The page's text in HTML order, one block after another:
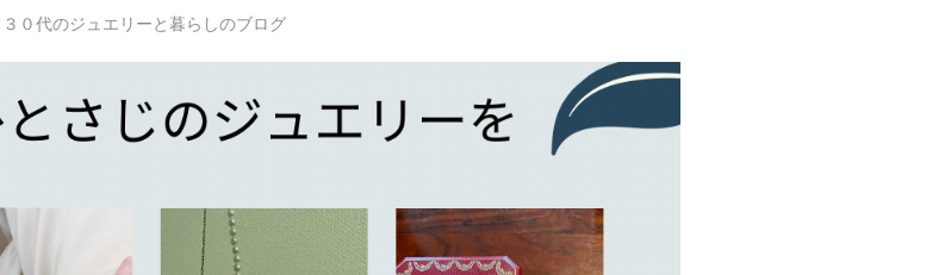
３０代のジュエリーと暮らしのブログ